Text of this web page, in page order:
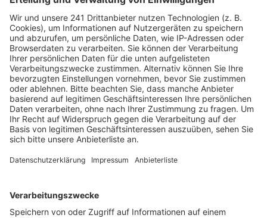
Verkehrsunfall schwer verletzt worden. Der Unfall
ereignete sich auf der Aachener Straße, als die Frau
mit ihrem Auto ein Wendemanöver durchführte und
dabei mit einer Straßenbahn kollidierte.
Die Fahrerin wurde in ihrem Fahrzeug eingeklemmt und
musste von der Feuerwehr mit technischem Gerät
befreit werden. Sowohl die Mutter als auch ihr Sohn
wurden schwer verletzt in ein Krankenhaus gebracht.
Laut Polizei bestand jedoch keine Lebensgefahr.
Die Straßenbahn entgleiste bei dem Unfall nicht, und
behandeln, der sich Schnittverletzungen zugezogen
hatte.